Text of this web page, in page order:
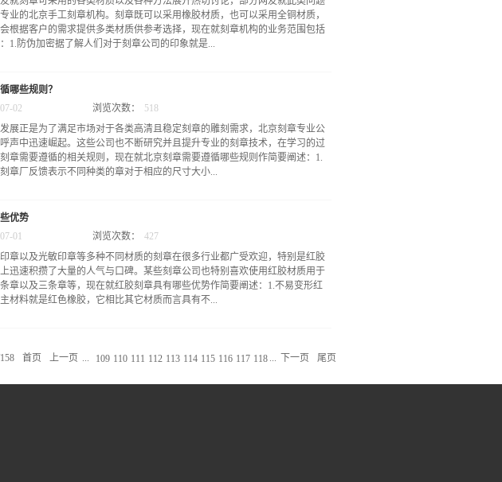
篆刻印章过程都采用机器，所以其相对很简便，可是这样的印章制作出来都
艺术感不强，所以现在很多人还是欣赏人工雕刻，但是人工雕刻对工艺技术
篆刻印章还应该看人工篆刻的技术。三、看篆刻的设计因为汉字本身就具有
由此可见，篆刻印章姓名章设计的好坏是挑选印章的关键。篆刻印章和绘
等方面的艺术形式同宗，其也是一种受大众认可的艺术类型，但是由于...
业的北京手工刻章机构。刻章既可以采用橡胶材质，也可以采用全铜材质，
根据客户的需求提供多类材质供参考选择，现在就刻章机构的业务范围包括
1.防伪加密据了解人们对于刻章公司的印象就是...
的技术完成各类不同专用章的制作。而事实上某些印章雕刻公司还可以进行
种作业方式是将专用章的内容进行隐藏，使其不被他人获取，同时还有助于
一般来说这种防伪设置只在专业的刻章公司才可以办到。2.各种专用章的制
能纵横多个不同的行业，则是因为专用章的制作比较高超。无论是制作钢印
作法人代表人名章都有特定的制作规范，一般来说某些制备精良的印章雕刻
章不仅使用寿命较长，而且具有较光泽度与清晰度。3.刻制全隐形印章据调
端印章雕刻设备的刻章公司还可以刻制全隐形印章。这种特别的印章只可应
个问题也有了明确的回答。事实上现今只要在线搜索就可以查到众多北京印
，其中还包括其具体的业务范围，除了完成各种专用章的制...
哪些规则？
展正是为了满足市场对于各类高清且稳定刻章的雕刻需求，北京刻章专业公
声中迅速崛起。这些公司也不断研究并且提升专业的刻章技术，在学习的过
章需要遵循的相关规则，现在就北京刻章需要遵循哪些规则作简要阐述：1.
章厂反馈表示不同种类的章对于相应的尺寸大小...
如行业内对公司公章的尺寸大都是一样的，而对于个体户公章印章尺寸则要
些个别的印章对于直径以及宽边还有特殊的要求，比如对于党政印章要求的
章也有所不同。2.形状要求据相关反馈表明北京刻章可以满足多种不同形状
印章一律采用圆形，而绝大多数的公司公章则以椭圆形为主，从大量的统计
章采用圆形的概率是非常高的，像工商企业专用合同章、公司章以及部门章
装。3.字体要求北京刻章还需要遵循相应的字体要求规范，并不是所有的字
刻章。像党章那种特别正式且官方的公章一般来说都是采用简化的宋体字，
司公章以及报检专用章等，但是在雕刻这些章时需要遵循相应...
07-02 浏览次数： 518
优势
章以及光敏印章等多种不同材质的刻章在很多行业都广受欢迎，特别是红胶
迅速积攒了大量的人气与口碑。某些刻章公司也特别喜欢使用红胶材质用于
章以及三条章等，现在就红胶刻章具有哪些优势作简要阐述：1.不易变形红
材料就是红色橡胶，它相比其它材质而言具有不...
弹性，故而能在较长时间保持印章形态不变以及印制效果不变，故而这款红
章还具有清洗方便等特性。只要用牙刷以及清水轻轻擦拭即可完全清洗干
泥的效果非常好。据众多用户反馈红胶刻章只需轻轻一按即可清晰显示字
07-01 浏览次数： 427
首页 上一页 ... 109 110 111 112 113 114 115 116 117 118 ... 下一页 尾页